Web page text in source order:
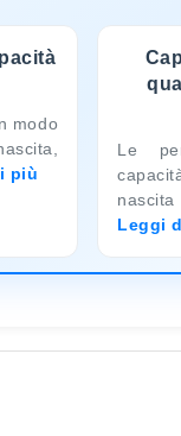
modo
più
Le
Leggi